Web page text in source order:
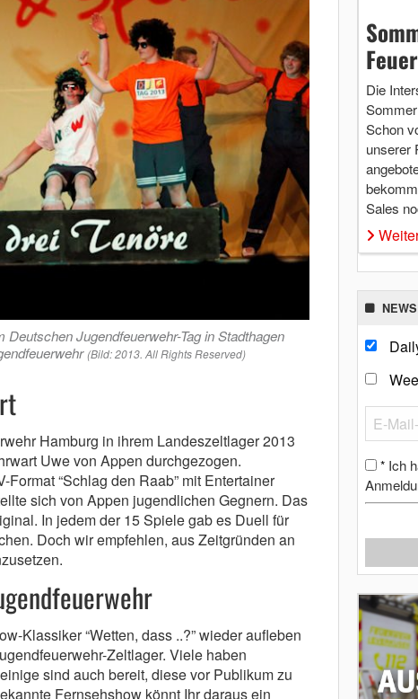
Deutschen Jugendfeuerwehr-Tag in Stadthagen
(Bild: 2013. All Rights Reserved)
Hamburg in ihrem Landeszeltlager 2013
Uwe von Appen durchgezogen.
“Schlag den Raab” mit Entertainer
sich von Appen jugendlichen Gegnern. Das
In jedem der 15 Spiele gab es Duell für
Doch wir empfehlen, aus Zeitgründen an
Klassiker “Wetten, dass ..?” wieder aufleben
Zeltlager. Viele haben
sind auch bereit, diese vor Publikum zu
Fernsehshow könnt Ihr daraus ein
Die
Schon
unserer
Sales
* Ich